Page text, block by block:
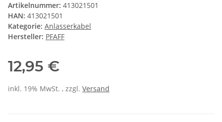
Artikelnummer: 413021501
HAN: 413021501
Kategorie: Anlasserkabel
Hersteller: PFAFF
12,95 €
inkl. 19% MwSt. , zzgl. Versand